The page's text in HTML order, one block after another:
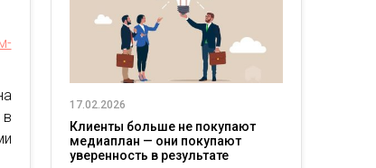
в
17.02.2026
Клиенты больше не покупают
медиаплан — они покупают
уверенность в результате